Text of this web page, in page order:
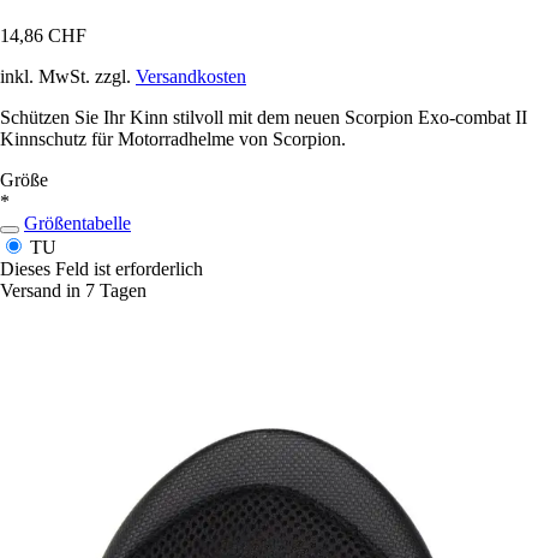
14,86 CHF
inkl. MwSt. zzgl. Versandkosten
Schützen Sie Ihr Kinn stilvoll mit dem neuen Scorpion Exo-combat II
Kinnschutz für Motorradhelme von Scorpion.
Größe
*
Größentabelle
TU
Dieses Feld ist erforderlich
Versand in 7 Tagen